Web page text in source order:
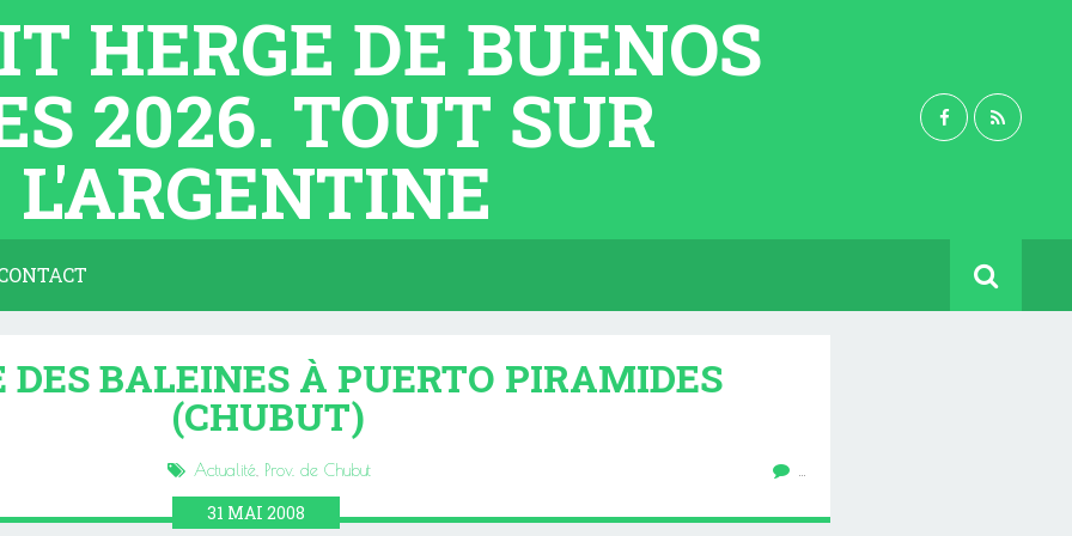
HERGE DE BUENOS
2026. TOUT SUR
L'ARGENTINE
DES BALEINES À PUERTO PIRAMIDES
(CHUBUT)
Actualité, Prov. de Chubut …
31 MAI 2008